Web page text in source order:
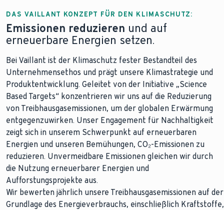
DAS VAILLANT KONZEPT FÜR DEN KLIMASCHUTZ:
Emissionen reduzieren und auf
erneuerbare Energien setzen.
Bei Vaillant ist der Klimaschutz fester Bestandteil des
Unternehmensethos und prägt unsere Klimastrategie und
Produktentwicklung. Geleitet von der Initiative „Science
Based Targets“ konzentrieren wir uns auf die Reduzierung
von Treibhausgasemissionen, um der globalen Erwärmung
entgegenzuwirken. Unser Engagement für Nachhaltigkeit
zeigt sich in unserem Schwerpunkt auf erneuerbaren
Energien und unseren Bemühungen, CO₂-Emissionen zu
reduzieren. Unvermeidbare Emissionen gleichen wir durch
die Nutzung erneuerbarer Energien und
Aufforstungsprojekte aus.
Wir bewerten jährlich unsere Treibhausgasemissionen auf der
Grundlage des Energieverbrauchs, einschließlich Kraftstoffe,